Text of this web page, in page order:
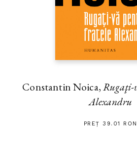
Constantin Noica,Rugaţi-
Alexandru
PREȚ 39.01 RON